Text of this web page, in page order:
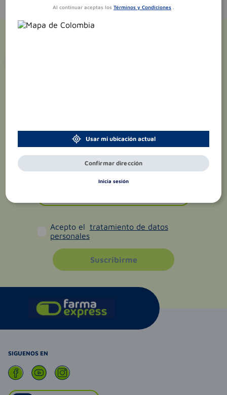
Acepto el tratamiento de datos
personales
Suscribirme
SIGUENOS EN
Al continuar aceptas los Términos y Condiciones .
Usar mi ubicación actual
Confirmar dirección
Inicia sesión